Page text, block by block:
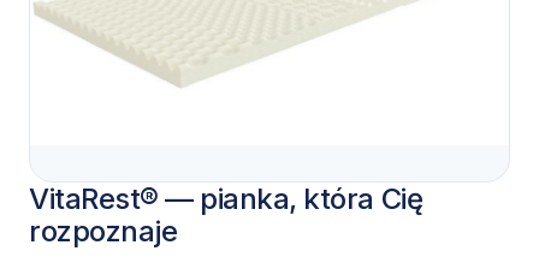
VitaRest® — pianka, która Cię
rozpoznaje